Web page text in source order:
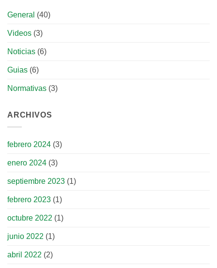
General (40)
Videos (3)
Noticias (6)
Guias (6)
Normativas (3)
ARCHIVOS
febrero 2024 (3)
enero 2024 (3)
septiembre 2023 (1)
febrero 2023 (1)
octubre 2022 (1)
junio 2022 (1)
abril 2022 (2)